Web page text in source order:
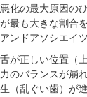
化の最大原因の
最も大きな割合
ンドアソシエイ
が正しい位置（
のバランスが崩
（乱ぐい歯）が